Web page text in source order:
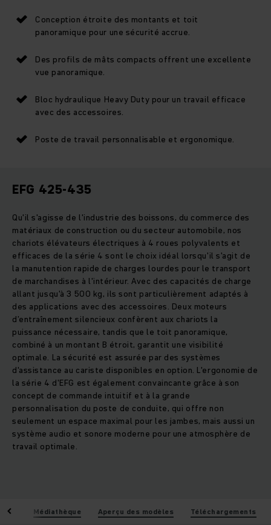
Conception étroite des montants et toit
panoramique pour une sécurité accrue.
Des profils de mâts compacts offrent une excellente
vue panoramique.
Bloc hydraulique Heavy Duty pour un travail efficace
avec des accessoires.
Poste de travail personnalisable et ergonomique.
EFG 425-435
Qu'il s'agisse de l'industrie des boissons, du commerce des
matériaux de construction ou du secteur automobile, nos
chariots élévateurs électriques à 4 roues polyvalents et
efficaces de la série 4 sont le choix idéal lorsqu'il s'agit de
la manutention rapide de charges lourdes pour le transport
de marchandises à l'intérieur. Avec des capacités de charge
allant jusqu'à 3 500 kg, ils sont particulièrement adaptés à
des applications avec des accessoires. Deux moteurs
d’entraînement silencieux confèrent aux chariots la
puissance nécessaire, tandis que le toit panoramique,
combiné à un montant B étroit, garantit une visibilité
optimale. La sécurité est assurée par des systèmes
d'assistance au cariste disponibles en option. L'ergonomie de
la série 4 d'EFG est également convaincante grâce à son
concept de commande intuitif et à la grande
personnalisation du poste de conduite, qui offre non
seulement un espace maximal pour les jambes, mais aussi un
système audio et sonore moderne pour une atmosphère de
travail optimale.
Médiathèque Aperçu des modèles Téléchargements